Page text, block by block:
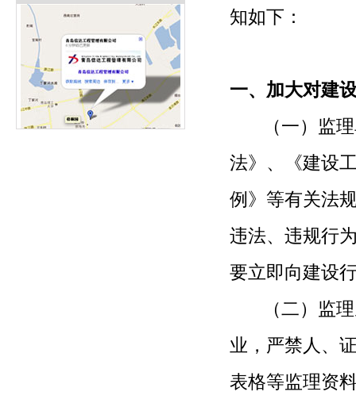
知如下：
一、加大对建
（一）监理
法》、《建设
例》等有关法
违法、违规行
要立即向建设
（二）监理
业，严禁人、
表格等监理资